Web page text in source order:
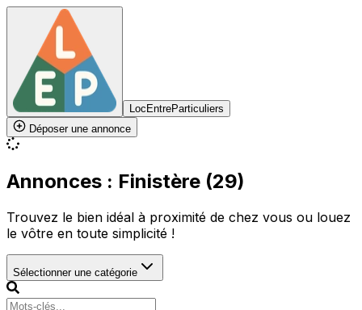
LocEntreParticuliers
Déposer une annonce
Annonces : Finistère (29)
Trouvez le bien idéal à proximité de chez vous ou louez
le vôtre en toute simplicité !
Sélectionner une catégorie